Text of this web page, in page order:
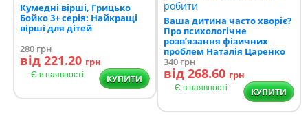
Кумедні вірші, Грицько
Бойко 3+ серія: Найкращі
вірші для дітей
280грн
від 221.20 грн
Є в наявності КУПИТИ
Ваша дитина часто хворіє?
Про психологічне
розв’язання фізичних
проблем Наталія Царенко
288 с.
340грн
від 268.60 грн
Є в наявності КУПИТИ